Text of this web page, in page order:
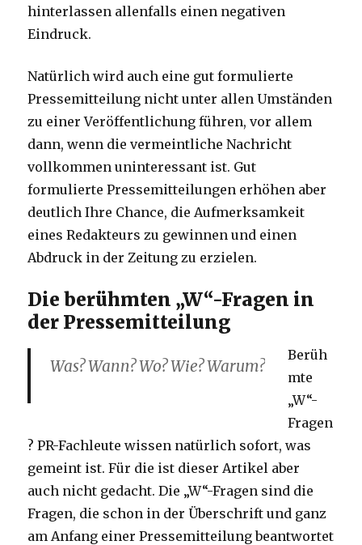
hinterlassen allenfalls einen negativen
Eindruck.
Natürlich wird auch eine gut formulierte
Pressemitteilung nicht unter allen Umständen
zu einer Veröffentlichung führen, vor allem
dann, wenn die vermeintliche Nachricht
vollkommen uninteressant ist. Gut
formulierte Pressemitteilungen erhöhen aber
deutlich Ihre Chance, die Aufmerksamkeit
eines Redakteurs zu gewinnen und einen
Abdruck in der Zeitung zu erzielen.
Die berühmten „W“-Fragen in
der Pressemitteilung
Was? Wann? Wo? Wie? Warum?
Berüh
mte
„W“-
Fragen
? PR-Fachleute wissen natürlich sofort, was
gemeint ist. Für die ist dieser Artikel aber
auch nicht gedacht. Die „W“-Fragen sind die
Fragen, die schon in der Überschrift und ganz
am Anfang einer Pressemitteilung beantwortet